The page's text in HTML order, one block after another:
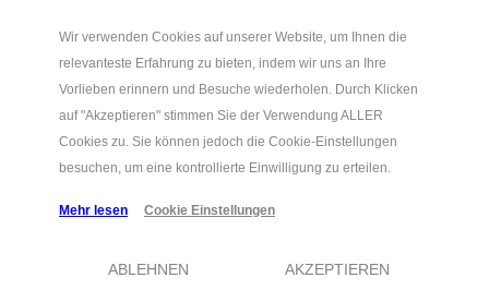
Wir verwenden Cookies auf unserer Website, um Ihnen die
relevanteste Erfahrung zu bieten, indem wir uns an Ihre
Vorlieben erinnern und Besuche wiederholen. Durch Klicken
auf "Akzeptieren" stimmen Sie der Verwendung ALLER
Cookies zu. Sie können jedoch die Cookie-Einstellungen
besuchen, um eine kontrollierte Einwilligung zu erteilen.
Mehr lesen Cookie Einstellungen
ABLEHNEN AKZEPTIEREN